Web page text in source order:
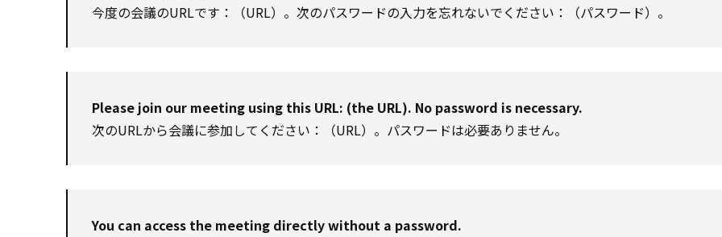
今度の会議のURLです：（URL）。次のパスワードの入力を忘れないでください：（パスワード）。
Please join our meeting using this URL: (the URL). No password is necessary.
次のURLから会議に参加してください：（URL）。パスワードは必要ありません。
You can access the meeting directly without a password.